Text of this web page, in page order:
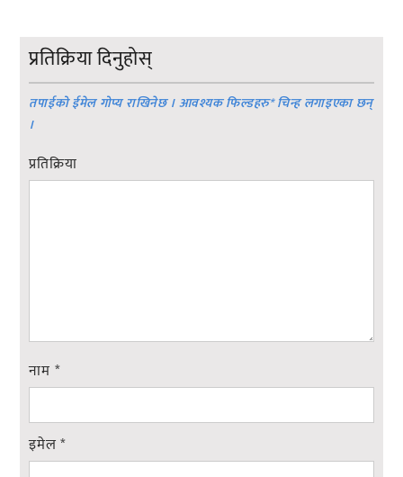
प्रतिक्रिया दिनुहोस्
तपाईको ईमेल गोप्य राखिनेछ । आवश्यक फिल्डहरु*चिन्ह लगाइएका छन्
।
प्रतिक्रिया
नाम *
इमेल*